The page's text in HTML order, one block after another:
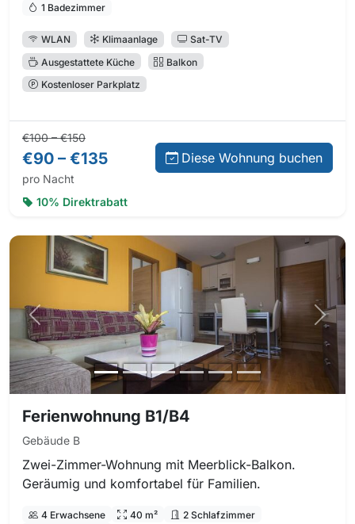
1 Badezimmer
WLAN Klimaanlage
Sat-TV
Ausgestattete Küche
Balkon
Kostenloser Parkplatz
Normalpreis:
€100 – €150Preis bei Direktbuchung:
€90 – €135
pro Nacht
Diese Wohnung buchen
10% Direktrabatt
Vorheriges Foto
Ferienwohnung B1/B4
Gebäude B
Zwei-Zimmer-Wohnung mit Meerblick-Balkon.
Geräumig und komfortabel für Familien.
4 Erwachsene 40 m²
2 Schlafzimmer